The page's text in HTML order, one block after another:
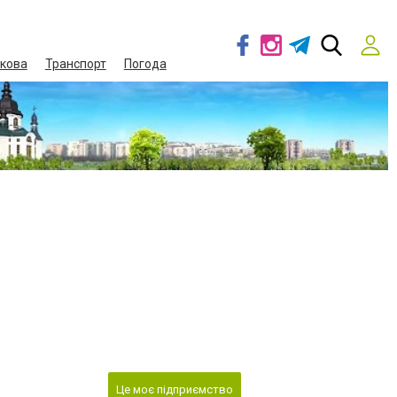
Транспорт Погода
Це моє підприємство